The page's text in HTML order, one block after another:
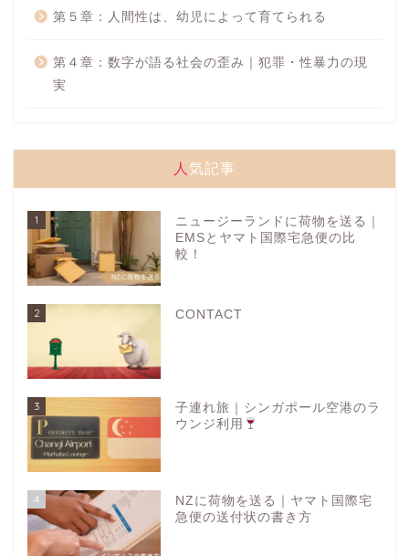
第５章：人間性は、幼児によって育てられる
第４章：数字が語る社会の歪み｜犯罪・性暴力の現
実
人気記事
1
ニュージーランドに荷物を送る｜
EMSとヤマト国際宅急便の比
較！
2 CONTACT
3
子連れ旅｜シンガポール空港のラ
ウンジ利用
4
NZに荷物を送る｜ヤマト国際宅
急便の送付状の書き方